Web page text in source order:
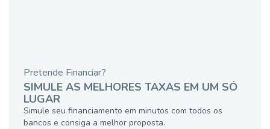
Pretende Financiar?
SIMULE AS MELHORES TAXAS EM UM SÓ
LUGAR
Simule seu financiamento em minutos com todos os
bancos e consiga a melhor proposta.